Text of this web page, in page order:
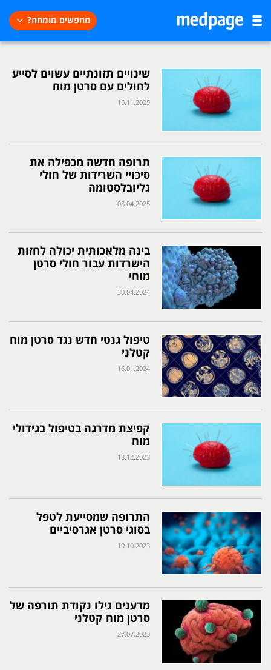
מחפשים מומחה?
שינויים תזונתיים עשוים לסייע
לחולים עם סרטן מוח
16.11.2025
תרופה חדשה מכפילה את
סיכויי השרידות של חולי
גליובלסטומה
08.04.2025
בינה מלאכותית יכולה לחזות
הישרדות עבור חולי סרטן
מוחי
30.04.2024
טיפול גנטי חדש נגד סרטן מוח
קטלני
16.01.2024
קפיצת מדרגה בטיפול בגידולי
מוח
18.12.2023
התרופה שמסייעת לטפל
בסוגי סרטן אגרסיביים
19.10.2023
מדענים גילו נקודת תורפה של
סרטן מוח קטלני
27.07.2023